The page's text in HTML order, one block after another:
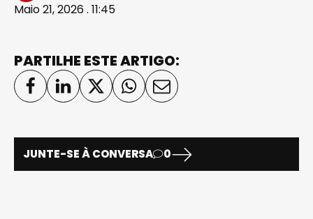
Maio 21, 2026 . 11:45
PARTILHE ESTE ARTIGO:
JUNTE-SE À CONVERSA 0